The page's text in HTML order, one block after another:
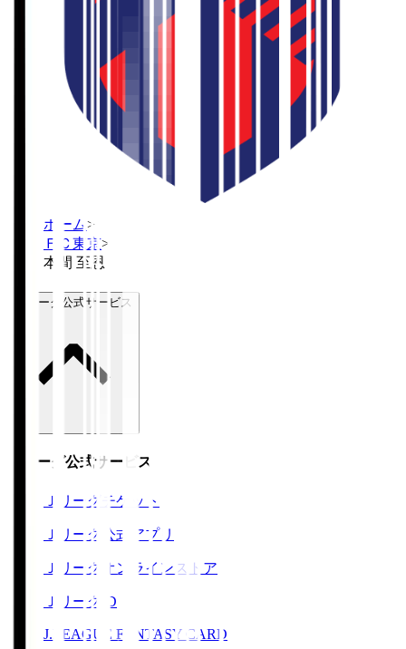
ホーム >
ＦＣ東京>
本間 至恩
Ｊリーグ公式サービス
Ｊリーグ公式サービス
Ｊリーグチケット
Ｊリーグ公式アプリ
Ｊリーグオンラインストア
ＪリーグID
J.LEAGUE FANTASY CARD